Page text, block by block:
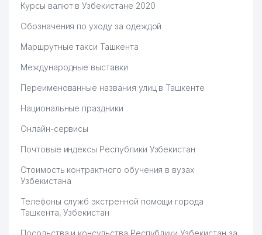
РАЙОНА
КАПИТАЛБАНК АКБ
СЕРГЕЛИЙСКИЙ ФИЛИАЛ
57 MEGAPLAST ООО
58 DILNUR FAYZ TECHNO ООО 473 м
59
ОБЩЕОБРАЗОВАТЕЛЬНАЯ
JARQURGON SAVDO ЧП
61
СЕМЕЙНАЯ ПОЛИКЛИНИКА
№10 (СЕРГЕЛИЙСКИЙ Р-Н)
484 м
62
ОБЩЕОБРАЗОВАТЕЛЬНАЯ
СРЕДНЯЯ ШКОЛА №284
484 м
Курсы валют в Узбекистане 2020
Обозначения по уходу за одеждой
Маршрутные такси Ташкента
Международные выставки
Переименованные названия улиц в Ташкенте
Национальные праздники
Онлайн-сервисы
Почтовые индексы Республики Узбекистан
Стоимость контрактного обучения в вузах
Узбекистана
Телефоны служб экстренной помощи города
Ташкента, Узбекистан
Посольства и консульства Республики Узбекистан за